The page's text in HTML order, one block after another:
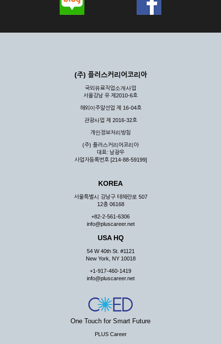
제3장 권리 및 의무
공할 수 있도록 최선의 노력을 다하여야 합니다.
게 누설, 배포하여서는 안됩니다. 다만, 관계법령에 의하여 국가
기관 등의 합법적인 요구가 있는 경우에는 해당 되지 않습니다.
③ 회사는 이용자로부터 제기되는 의견이나 불만이 정당하다고
인정할 경우에는 즉시 처리하여야 하며, 즉시 처리가 곤란한 경
우 그 처리를 위해 노력해야 합니다.
제7조 (회원의 의무)
① 회원은 ID와 비밀 번호에 관한 모든 관리의 책임이 있으며
② 회원은 이용신청서의 기재내용 중 변경된 내용이 있는 경우
서비스를 통하여 그 내용을 회사에 통지하여야 합니다.
③ 다른 회원의 ID와 비밀번호를 부당하게 사용하는 행위를
④ 회원은 회사의 서비스에서 타 사이트의 홍보행위를 하지 않
아야 하며 공공질서나 미풍약속에 위배되는 내용 혹은 저작권을
리 행위도 할 수 없습니다.
사가 통지하는 사항을 준수하여야 하며, 기타 회사의 업무에 방
해되는 행위를 하여서는 아니 됩니다.
제8조 (회원의 관리)
① 회원은 언제든 이 약관에 대한 동의를 철회할 수 있습니다.
(주) 플러스커리어코리아
국외유료직업소개사업
서울강남 유 제2010-6호
해외이주알선업 제 16-04호
관광사업 제 2016-32호
개인정보처리방침
(주) 플러스커리어코리아
대표: 남광우
사업자등록번호 [214-88-59199]
KOREA
서울특별시 강남구 테헤란로 507
12층 06168
+82-2-561-6306
info@pluscareer.net
USA HQ
54 W 40th St. #1121
New York, NY 10018
+1-917-460-1419
info@pluscareer.net
One Touch for Smart Future
PLUS Career